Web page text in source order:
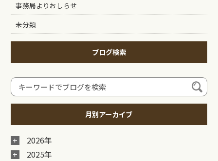
事務局よりおしらせ
未分類
ブログ検索
月別アーカイブ
2026年
2025年